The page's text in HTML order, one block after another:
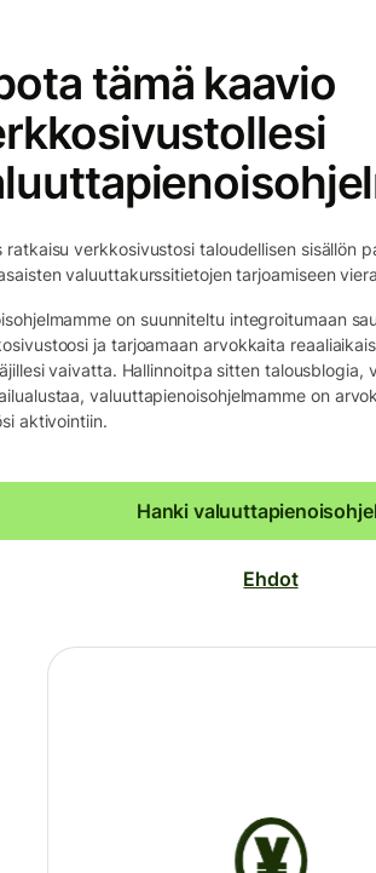
tämä kaavio
ratkaisu verkkosivustosi taloudellisen sisällön
valuuttakurssitietojen tarjoamiseen
on suunniteltu integroitumaan
ja tarjoamaan arvokkaita
vaivatta. Hallinnoitpa sitten talousblogia,
valuuttapienoisohjelmamme on
aktivointiin.
Hanki
Ehdot